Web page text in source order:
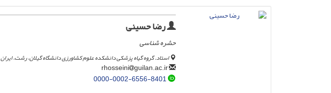
رضا حسینی
حشره شناسی
استاد. گروه گیاه پزشکی دانشکده علوم کشاورزی دانشگاه گیلان، رشت، ایران
guilan.ac.ir
0000-0002-6556-8401